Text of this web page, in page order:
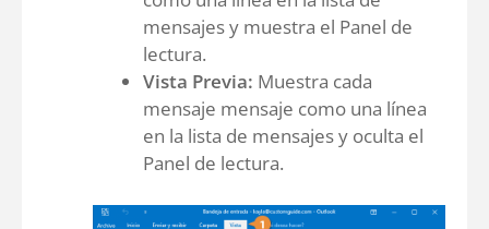
mensajes y muestra el Panel de
lectura.
Vista Previa: Muestra cada
mensaje mensaje como una línea
en la lista de mensajes y oculta el
Panel de lectura.